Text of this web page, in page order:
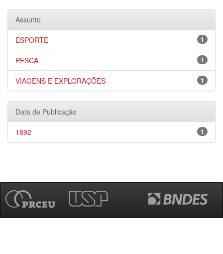
Assunto
1
ESPORTE
1
PESCA
1
VIAGENS E EXPLORAÇÕES
Data de Publicação
1
1892